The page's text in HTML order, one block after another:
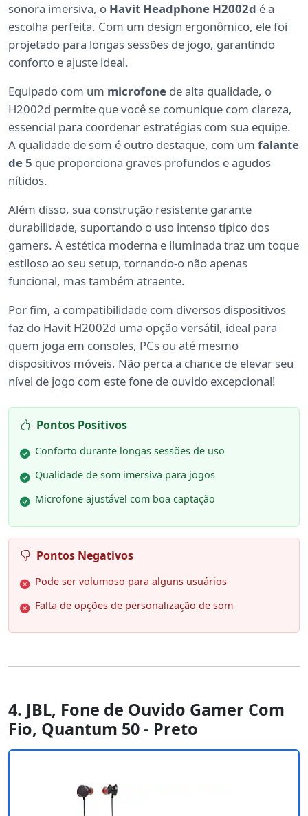
sonora imersiva, o Havit Headphone H2002d é a
escolha perfeita. Com um design ergonômico, ele foi
projetado para longas sessões de jogo, garantindo
conforto e ajuste ideal.
Equipado com um microfone de alta qualidade, o
H2002d permite que você se comunique com clareza,
essencial para coordenar estratégias com sua equipe.
A qualidade de som é outro destaque, com um falante
de 5 que proporciona graves profundos e agudos
nítidos.
Além disso, sua construção resistente garante
durabilidade, suportando o uso intenso típico dos
gamers. A estética moderna e iluminada traz um toque
estiloso ao seu setup, tornando-o não apenas
funcional, mas também atraente.
Por fim, a compatibilidade com diversos dispositivos
faz do Havit H2002d uma opção versátil, ideal para
quem joga em consoles, PCs ou até mesmo
dispositivos móveis. Não perca a chance de elevar seu
nível de jogo com este fone de ouvido excepcional!
Pontos Positivos
Conforto durante longas sessões de uso
Qualidade de som imersiva para jogos
Microfone ajustável com boa captação
Pontos Negativos
Pode ser volumoso para alguns usuários
Falta de opções de personalização de som
4. JBL, Fone de Ouvido Gamer Com
Fio, Quantum 50 - Preto